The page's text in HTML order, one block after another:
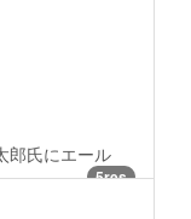
郎氏にエール
5res